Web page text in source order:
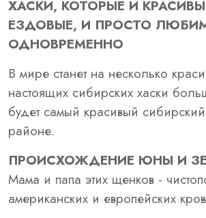
ХАСКИ, КОТОРЫЕ И
ЕЗДОВЫЕ, И ПРОСТО
ОДНОВРЕМЕННО
В мире станет на несколько
настоящих сибирских хаски
будет самый красивый
районе.
ПРОИСХОЖДЕНИЕ ЮНЫ И
Мама и папа этих щенков -
американских и европейских